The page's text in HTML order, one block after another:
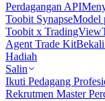
Perdagangan API
Toobit SynapseModel
Toobit x TradingView
Agent Trade Kit
Hadiah
Salin
Ikuti Pedagang
Rekrutmen Master